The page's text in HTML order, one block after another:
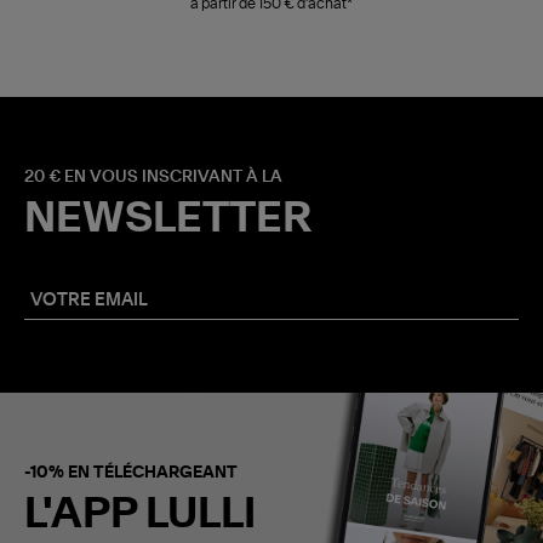
à partir de 150 € d'achat*
20 € EN VOUS INSCRIVANT À LA
NEWSLETTER
-10% EN TÉLÉCHARGEANT
L'APP LULLI